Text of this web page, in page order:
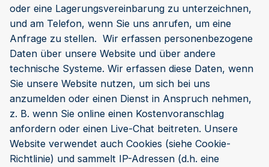
oder eine Lagerungsvereinbarung zu unterzeichnen,
und am Telefon, wenn Sie uns anrufen, um eine
Anfrage zu stellen. Wir erfassen personenbezogene
Daten über unsere Website und über andere
technische Systeme. Wir erfassen diese Daten, wenn
Sie unsere Website nutzen, um sich bei uns
anzumelden oder einen Dienst in Anspruch nehmen,
z. B. wenn Sie online einen Kostenvoranschlag
anfordern oder einen Live-Chat beitreten. Unsere
Website verwendet auch Cookies (siehe Cookie-
Richtlinie) und sammelt IP-Adressen (d.h. eine